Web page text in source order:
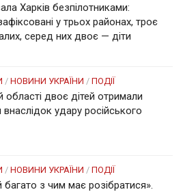
Харків безпілотниками:
у трьох районах, троє
серед них двоє — діти
/ НОВИНИ УКРАЇНИ / ПОДІЇ
області двоє дітей отримали
удару російського
/ НОВИНИ УКРАЇНИ / ПОДІЇ
багато з чим має розібратися».